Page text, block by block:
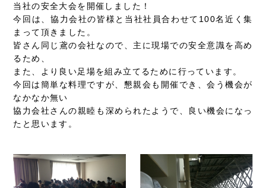
当社の安全大会を開催しました！
今回は、協力会社の皆様と当社社員合わせて100名近く集
まって頂きました。
皆さん同じ鳶の会社なので、主に現場での安全意識を高め
るため、
また、より良い足場を組み立てるために行っています。
今回は簡単な料理ですが、懇親会も開催でき、会う機会が
なかなか無い
協力会社さんの親睦も深められたようで、良い機会になっ
たと思います。